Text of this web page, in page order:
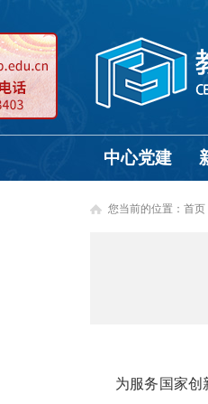
中心党建
您当前的位置： 首页
为服务国家创